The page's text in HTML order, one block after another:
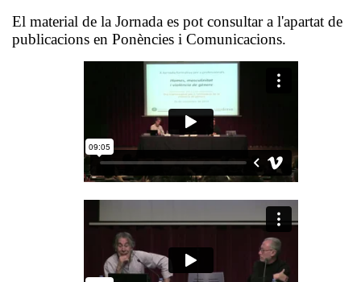
El material de la Jornada es pot consultar a l'apartat de
publicacions en Ponències i Comunicacions.